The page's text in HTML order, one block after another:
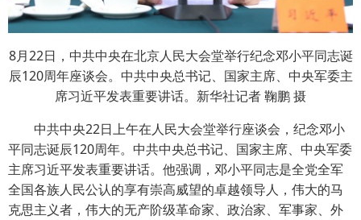
8月22日，中共中央在北京人民大会堂举行纪念邓小平同志诞
辰120周年座谈会。中共中央总书记、国家主席、中央军委主
席习近平发表重要讲话。新华社记者 鞠鹏 摄
中共中央22日上午在人民大会堂举行座谈会，纪念邓小
平同志诞辰120周年。中共中央总书记、国家主席、中央军委
主席习近平发表重要讲话。他强调，邓小平同志是全党全军
全国各族人民公认的享有崇高威望的卓越领导人，伟大的马
克思主义者，伟大的无产阶级革命家、政治家、军事家、外